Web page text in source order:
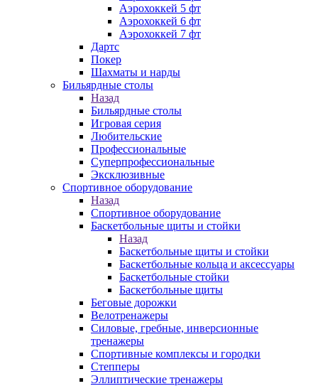
Аэрохоккей 5 фт
Аэрохоккей 6 фт
Аэрохоккей 7 фт
Дартс
Покер
Шахматы и нарды
Бильярдные столы
Назад
Бильярдные столы
Игровая серия
Любительские
Профессиональные
Суперпрофессиональные
Эксклюзивные
Спортивное оборудование
Назад
Спортивное оборудование
Баскетбольные щиты и стойки
Назад
Баскетбольные щиты и стойки
Баскетбольные кольца и аксессуары
Баскетбольные стойки
Баскетбольные щиты
Беговые дорожки
Велотренажеры
Силовые, гребные, инверсионные
тренажеры
Спортивные комплексы и городки
Степперы
Эллиптические тренажеры